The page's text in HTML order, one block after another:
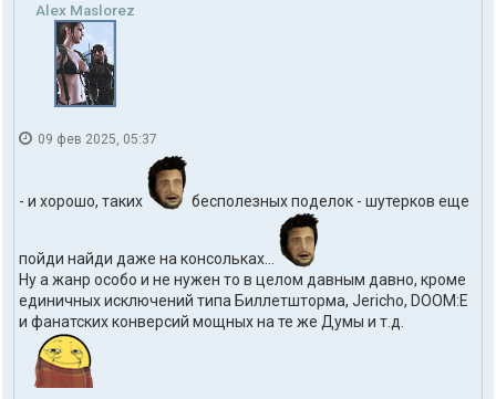
Alex Maslorez
09 фев 2025, 05:37
- и хорошо, таких бесполезных поделок - шутерков еще
пойди найди даже на консольках...
Ну а жанр особо и не нужен то в целом давным давно, кроме
единичных исключений типа Биллетшторма, Jericho, DOOM:E
и фанатских конверсий мощных на те же Думы и т.д.